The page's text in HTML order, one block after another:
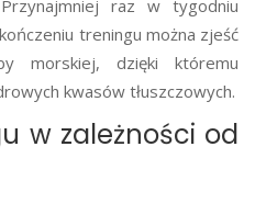
raz w tygodniu
treningu można zjeść
morskiej, dzięki któremu
kwasów tłuszczowych.
w zależności od